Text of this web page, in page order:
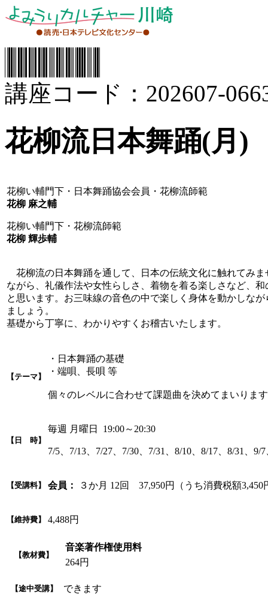
講座コード：202607-
花柳流日本舞踊(月)
花柳い輔門下・日本舞踊協会会員・花柳流師範
花柳 麻之輔
花柳い輔門下・花柳流師範
花柳 輝歩輔
花柳流の日本舞踊を通して、日本の伝統文化に触れてみま
ながら、礼儀作法や女性らしさ、着物を着る楽しさなど、
と思います。お三味線の音色の中で楽しく身体を動かしな
ましょう。
基礎から丁寧に、わかりやすくお稽古いたします。
【テーマ】
・日本舞踊の基礎
・端唄、長唄 等
個々のレベルに合わせて課題曲を決めてまいりま
【日 時】
毎週 月曜日 19:00～20:30
7/5、7/13、7/27、7/30、7/31、8/10、8/17、8/31、9/
【受講料】 会員： ３か月 12回 37,950円（うち消費税額3,450
【維持費】 4,488円
【教材費】
音楽著作権使用料
264円
【途中受講】 できます